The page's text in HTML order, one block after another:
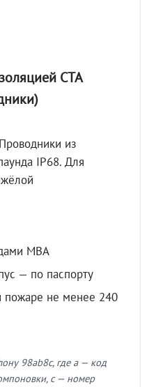
СТА
из
IP68. Для
МВА
— по паспорту
пожаре не менее 240
98ab8c, где a — код
c — номер